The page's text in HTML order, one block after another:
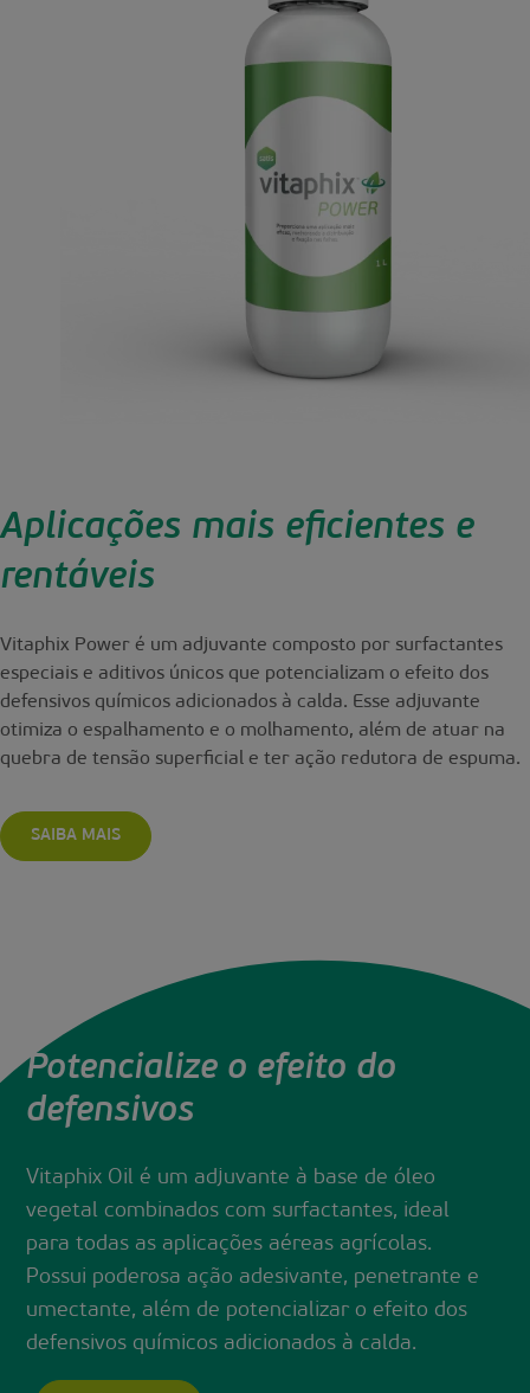
Aplicações mais eficientes e
rentáveis
Vitaphix Power é um adjuvante composto por surfactantes
especiais e aditivos únicos que potencializam o efeito dos
defensivos químicos adicionados à calda. Esse adjuvante
otimiza o espalhamento e o molhamento, além de atuar na
quebra de tensão superficial e ter ação redutora de espuma.
SAIBA MAIS
Potencialize o efeito do
defensivos
Vitaphix Oil é um adjuvante à base de óleo
vegetal combinados com surfactantes, ideal
para todas as aplicações aéreas agrícolas.
Possui poderosa ação adesivante, penetrante e
umectante, além de potencializar o efeito dos
defensivos químicos adicionados à calda.